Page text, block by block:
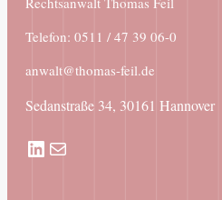
Telefon: 0511 / 47 39 06-0
anwalt@thomas-feil.de
Sedanstraße 34, 30161 Hannover
LinkedIn
E-Mail